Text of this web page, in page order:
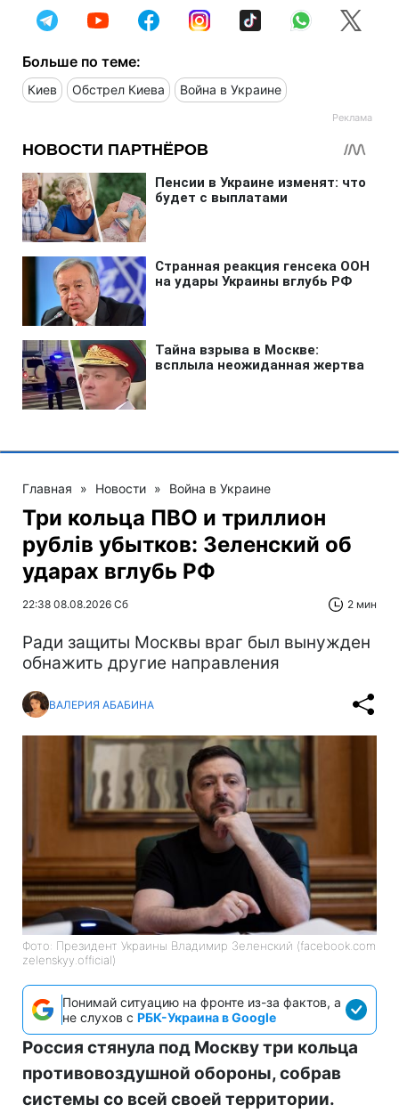
Больше по теме:
Киев Обстрел Киева Война в Украине
Главная » Новости » Война в Украине
Три кольца ПВО и триллион
рублів убытков: Зеленский об
ударах вглубь РФ
22:38 08.08.2026 Сб 2 мин
Ради защиты Москвы враг был вынужден
обнажить другие направления
ВАЛЕРИЯ АБАБИНА
Фото: Президент Украины Владимир Зеленский (facebook.com
zelenskyy.official)
Понимай ситуацию на фронте из-за фактов, а
не слухов с РБК-Украина в Google
Россия стянула под Москву три кольца
противовоздушной обороны, собрав
системы со всей своей территории.